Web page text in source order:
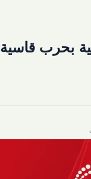
بحرب قاسية